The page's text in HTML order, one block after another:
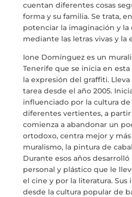
cuentan diferentes cosas
forma y su familia. Se trata,
potenciar la imaginación y la
mediante las letras vivas y la
Ione Domínguez es un
Tenerife que se inicia en
la expresión del graffiti.
tarea desde el año 2005.
influenciado por la cultura de
diferentes vertientes, a partir
comienza a abandonar un
ortodoxo, centra mejor y
muralismo, la pintura de
Durante esos años
personal y plástico que le
el cine y por la literatura. Sus
desde la cultura popular de